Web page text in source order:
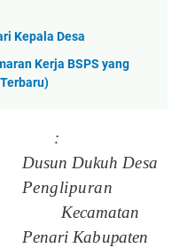
Kepala Desa
Kerja BSPS yang
:
Dusun Dukuh Desa
Penglipuran
Kecamatan
Penari Kabupaten